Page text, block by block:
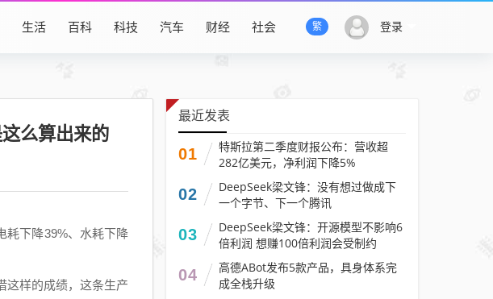
登录
繁
生活 百科 科技 汽车 财经 社会
么算出来的
耗下降39%、水耗下降
这样的成绩，这条生产
最近发表
01
特斯拉第二季度财报公布：营收超
282亿美元，净利润下降5%
02
DeepSeek梁文锋：没有想过做成下
一个字节、下一个腾讯
03
DeepSeek梁文锋：开源模型不影响6
倍利润 想赚100倍利润会受制约
04
高德ABot发布5款产品，具身体系完
成全栈升级